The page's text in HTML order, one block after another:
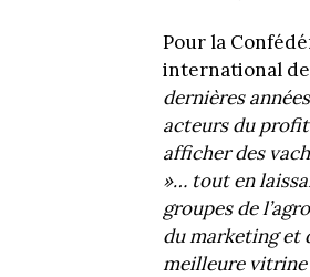
Pour la
international de
dernières
acteurs du
afficher des
»… tout en
groupes de
du marketing et
meilleure vitrine